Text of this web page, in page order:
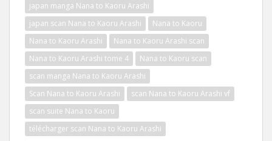
japan manga Nana to Kaoru Arashi
japan scan Nana to Kaoru Arashi
Nana to Kaoru
Nana to Kaoru Arashi
Nana to Kaoru Arashi scan
Nana to Kaoru Arashi tome 4
Nana to Kaoru scan
scan manga Nana to Kaoru Arashi
Scan Nana to Kaoru Arashi
scan Nana to Kaoru Arashi vf
scan suite Nana to Kaoru
télécharger scan Nana to Kaoru Arashi